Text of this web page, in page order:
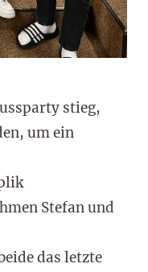
stieg,
um ein
Stefan und
das letzte